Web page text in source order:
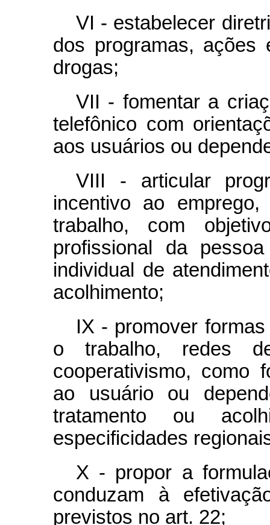
VI - estabelecer
dos programas, ações
drogas;
VII - fomentar a
telefônico com
aos usuários ou
VIII - articular
incentivo ao
trabalho, com
profissional da
individual de
acolhimento;
IX - promover
o trabalho, redes
cooperativismo, como
ao usuário ou
tratamento ou
especificidades
X - propor a
conduzam à
previstos no art. 22;